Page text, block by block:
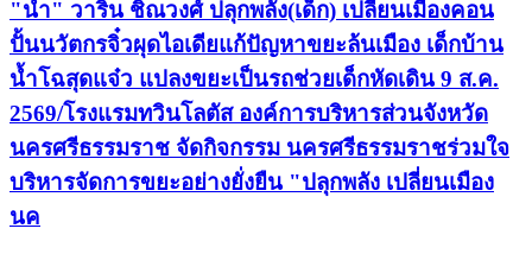
"น้ำ" วาริน ชิณวงศ์ ปลุกพลัง(เด็ก) เปลี่ยนเมืองคอน
ปั้นนวัตกรจิ๋วผุดไอเดียแก้ปัญหาขยะล้นเมือง เด็กบ้าน
น้ำโฉสุดแจ๋ว แปลงขยะเป็นรถช่วยเด็กหัดเดิน 9 ส.ค.
2569/โรงแรมทวินโลตัส องค์การบริหารส่วนจังหวัด
นครศรีธรรมราช จัดกิจกรรม นครศรีธรรมราชร่วมใจ
บริหารจัดการขยะอย่างยั่งยืน "ปลุกพลัง เปลี่ยนเมือง
นค